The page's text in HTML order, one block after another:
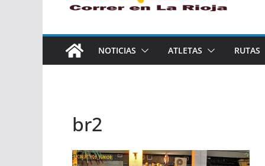
Rioja
España
NOTICIAS ATLETAS RUTAS
br2